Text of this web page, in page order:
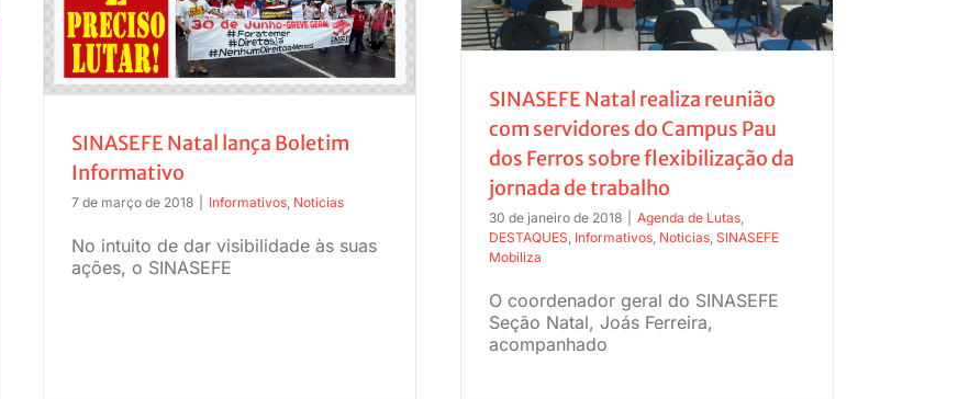
SINASEFE Natal lança Boletim
Informativo
7 de março de 2018 Informativos Noticias
No intuito de dar visibilidade às suas
ações, o SINASEFE
SINASEFE Natal realiza reunião
com servidores do Campus Pau
dos Ferros sobre flexibilização da
jornada de trabalho
30 de janeiro de 2018 Agenda de Lutas,
DESTAQUES, Informativos, Noticias, SINASEFE
Mobiliza
O coordenador geral do SINASEFE
Seção Natal, Joás Ferreira,
acompanhado